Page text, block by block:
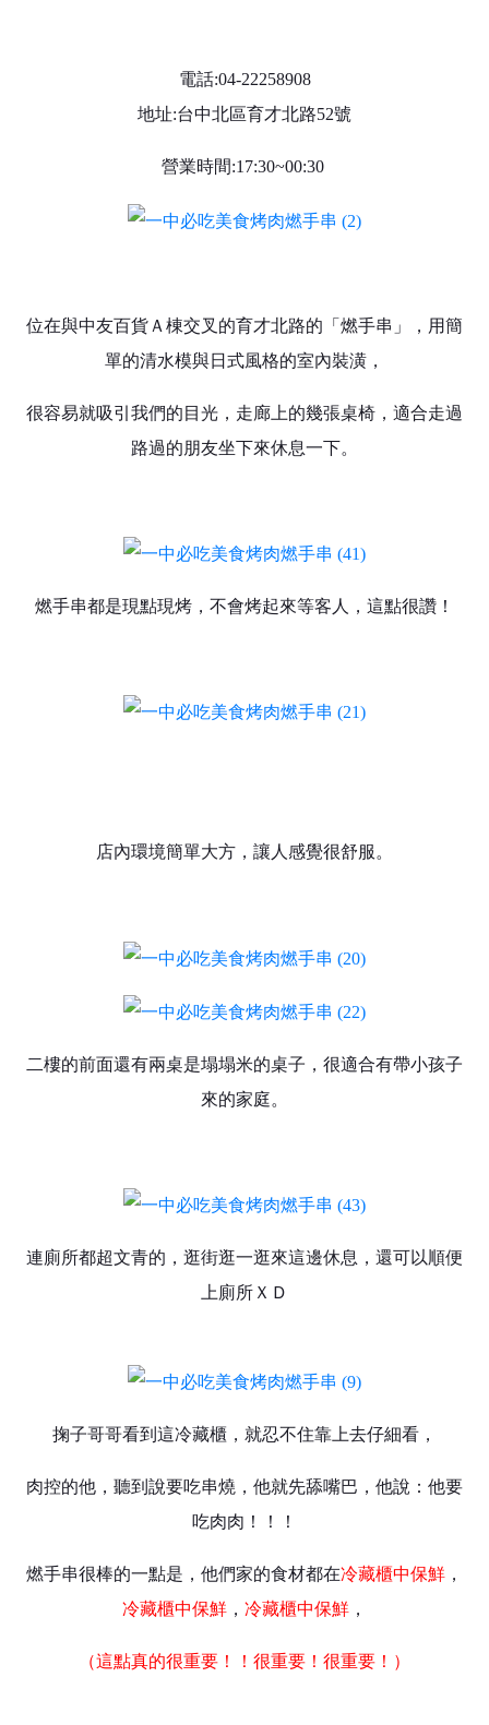
電話:04-22258908
地址:台中北區育才北路52號
營業時間:17:30~00:30
位在與中友百貨Ａ棟交叉的育才北路的「燃手串」，用簡
單的清水模與日式風格的室內裝潢，
很容易就吸引我們的目光，走廊上的幾張桌椅，適合走過
路過的朋友坐下來休息一下。
燃手串都是現點現烤，不會烤起來等客人，這點很讚！
店內環境簡單大方，讓人感覺很舒服。
二樓的前面還有兩桌是塌塌米的桌子，很適合有帶小孩子
來的家庭。
連廁所都超文青的，逛街逛一逛來這邊休息，還可以順便
上廁所ＸＤ
掬子哥哥看到這冷藏櫃，就忍不住靠上去仔細看，
肉控的他，聽到說要吃串燒，他就先舔嘴巴，他說：他要
吃肉肉！！！
燃手串很棒的一點是，他們家的食材都在冷藏櫃中保鮮 ，
冷藏櫃中保鮮 ， 冷藏櫃中保鮮 ，
（這點真的很重要！！很重要！很重要！）